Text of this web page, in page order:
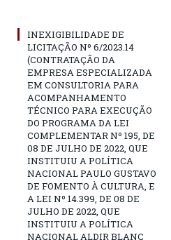
INEXIGIBILIDADE DE
LICITAÇÃO Nº 6/2023.14
(CONTRATAÇÃO DA
EMPRESA ESPECIALIZADA
EM CONSULTORIA PARA
ACOMPANHAMENTO
TÉCNICO PARA EXECUÇÃO
DO PROGRAMA DA LEI
COMPLEMENTAR Nº 195, DE
08 DE JULHO DE 2022, QUE
INSTITUIU A POLÍTICA
NACIONAL PAULO GUSTAVO
DE FOMENTO À CULTURA, E
A LEI Nº 14.399, DE 08 DE
JULHO DE 2022, QUE
INSTITUIU A POLÍTICA
NACIONAL ALDIR BLANC